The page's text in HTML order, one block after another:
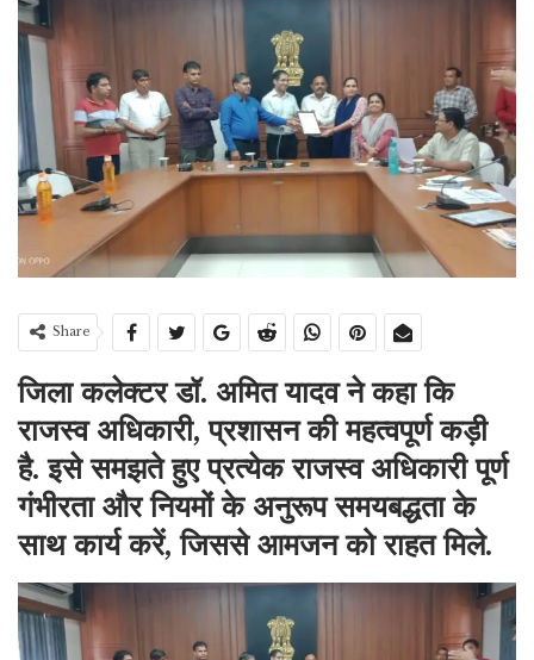
Share
जिला कलेक्टर डॉ. अमित यादव ने कहा कि
राजस्व अधिकारी, प्रशासन की महत्वपूर्ण कड़ी
है. इसे समझते हुए प्रत्येक राजस्व अधिकारी पूर्ण
गंभीरता और नियमों के अनुरूप समयबद्धता के
साथ कार्य करें, जिससे आमजन को राहत मिले.